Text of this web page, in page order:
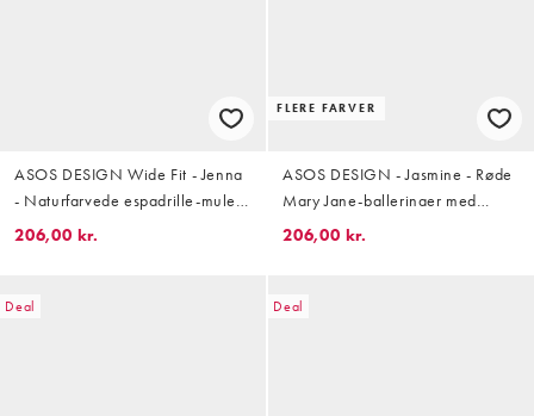
ASOS DESIGN Wide Fit - Jenna
- Naturfarvede espadrille-mule-
sandaler i hørlook
206,00 kr.
FLERE FARVER
ASOS DESIGN - Jasmine - Røde
Mary Jane-ballerinaer med
espadrilledesign
206,00 kr.
Deal Deal